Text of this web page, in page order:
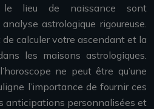
lieu de naissance sont
astrologique rigoureuse.
calculer votre ascendant et la
les maisons astrologiques.
ne peut être qu’une
l’importance de fournir ces
anticipations personnalisées et